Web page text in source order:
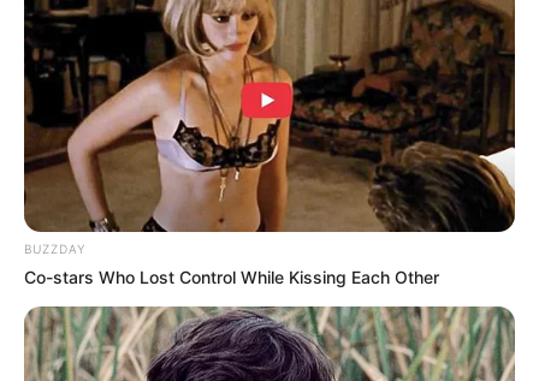
BUZZDAY
Co-stars Who Lost Control While Kissing Each Other